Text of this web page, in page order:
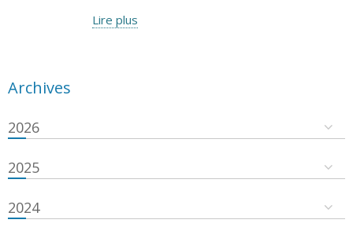
Lire plus
Archives
2026
2025
2024